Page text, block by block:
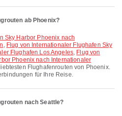
ab Phoenix?
, Flug von Internationaler Flughafen Sky
Flughafen Los Angeles, Flug von
Phoenix nach Internationaler
Flughafenrouten von Phoenix.
für Ihre Reise.
nach Seattle?